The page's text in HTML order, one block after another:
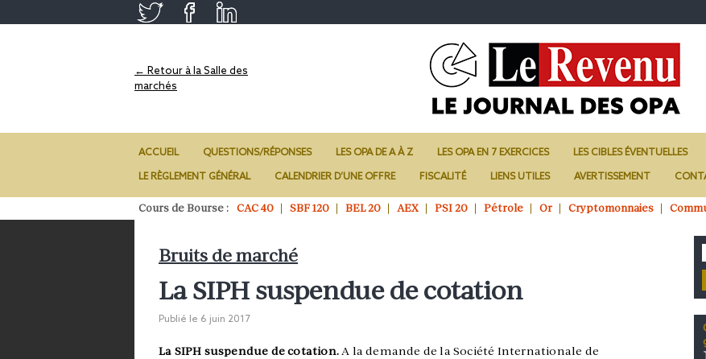
← Retour à la Salle des
marchés
ACCUEIL QUESTIONS/RÉPONSES LES OPA DE A À Z LES OPA EN 7 EXERCICES LES CIBLES ÉVENTUELLES
LE RÈGLEMENT GÉNÉRAL CALENDRIER D’UNE OFFRE FISCALITÉ LIENS UTILES AVERTISSEMENT
Cours de Bourse : CAC 40 SBF 120 BEL 20 AEX PSI 20 Pétrole Or Cryptomonnaies
Bruits de marché
La SIPH suspendue de cotation
Publié le 6 juin 2017
La SIPH suspendue de cotation. A la demande de la Société Internationale de